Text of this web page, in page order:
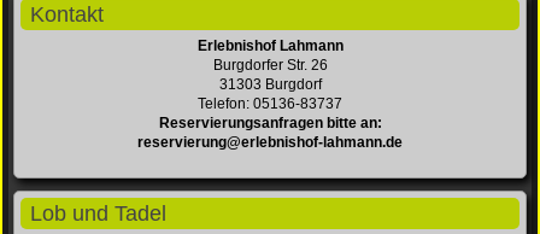
Kontakt
Erlebnishof Lahmann
Burgdorfer Str. 26
31303 Burgdorf
Telefon: 05136-83737
Reservierungsanfragen bitte an:
reservierung@erlebnishof-lahmann.de
Lob und Tadel